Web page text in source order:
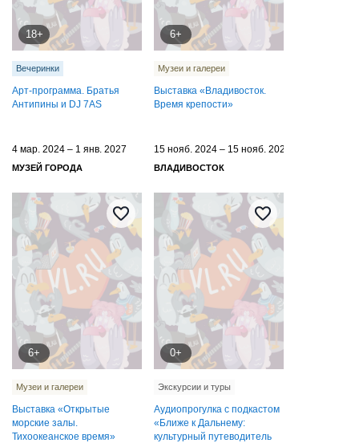
18+
Вечеринки
Арт-программа. Братья
Антипины и DJ 7AS
6+
Музеи и галереи
Выставка «Владивосток.
Время крепости»
4 мар. 2024 – 1 янв. 2027
МУЗЕЙ ГОРОДА
6+
Музеи и галереи
Выставка «Открытые
морские залы.
Тихоокеанское время»
15 нояб. 2024 – 15 нояб. 2025
ВЛАДИВОСТОК
0+
Экскурсии и туры
Аудиопрогулка с подкастом
«Ближе к Дальнему:
культурный путеводитель